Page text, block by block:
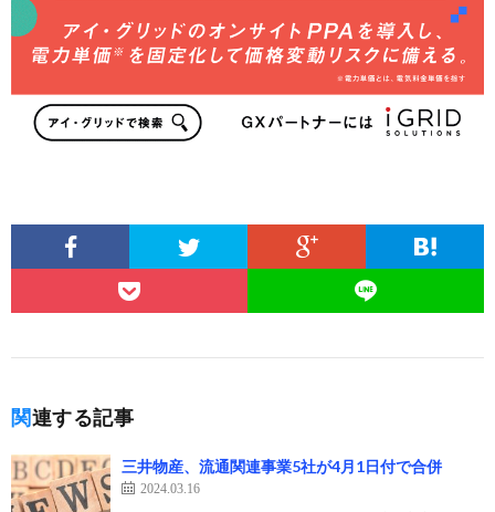
関連する記事
三井物産、流通関連事業5社が4月1日付で合併
2024.03.16